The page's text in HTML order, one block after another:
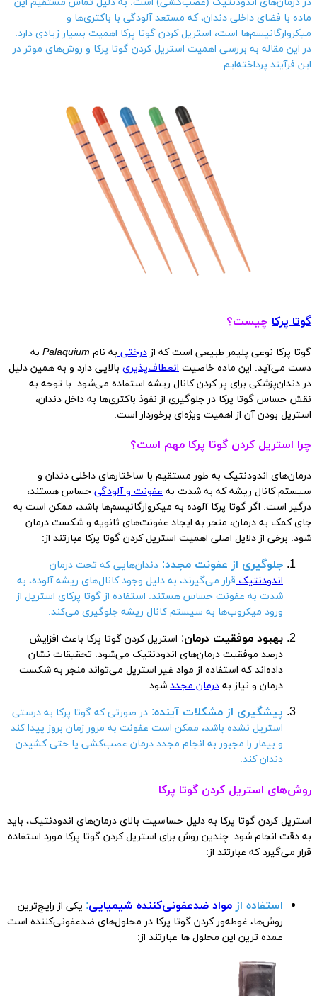
ماده با فضای داخلی دندان، که مستعد آلودگی با باکتری‌ها و
میکروارگانیسم‌ها است، استریل کردن گوتا پرکا اهمیت بسیار زیادی دارد.
در این مقاله به بررسی اهمیت استریل کردن گوتا پرکا و روش‌های موثر در
این فرآیند پرداخته‌ایم.
گوتا پرکاچیست؟
گوتا پرکا نوعی پلیمر طبیعی است که از درختیبه نامPalaquiumبه
دست می‌آید. این ماده خاصیتانعطاف‌پذیریبالایی دارد و به همین دلیل
در دندان‌پزشکی برای پر کردن کانال ریشه استفاده می‌شود. با توجه به
نقش حساس گوتا پرکا در جلوگیری از نفوذ باکتری‌ها به داخل دندان،
استریل بودن آن از اهمیت ویژه‌ای برخوردار است.
چرا استریل کردن گوتا پرکا مهم است؟
درمان‌های اندودنتیک به طور مستقیم با ساختارهای داخلی دندان و
سیستم کانال ریشه که به شدت بهعفونت و آلودگیحساس هستند،
درگیر است. اگر گوتا پرکا آلوده به میکروارگانیسم‌ها باشد، ممکن است به
جای کمک به درمان، منجر به ایجاد عفونت‌های ثانویه و شکست درمان
شود. برخی از دلایل اصلی اهمیت استریل کردن گوتا پرکا عبارتند از:
جلوگیری از عفونت مجدد: دندان‌هایی که تحت درمان
اندودنتیکقرار می‌گیرند، به دلیل وجود کانال‌های ریشه آلوده، به
شدت به عفونت حساس هستند. استفاده از گوتا پرکای استریل از
ورود میکروب‌ها به سیستم کانال ریشه جلوگیری می‌کند.
بهبود موفقیت درمان: استریل کردن گوتا پرکا باعث افزایش
درصد موفقیت درمان‌های اندودنتیک می‌شود. تحقیقات نشان
داده‌اند که استفاده از مواد غیر استریل می‌تواند منجر به شکست
درمان و نیاز بهدرمان مجددشود.
پیشگیری از مشکلات آینده: در صورتی که گوتا پرکا به درستی
استریل نشده باشد، ممکن است عفونت به مرور زمان بروز پیدا کند
و بیمار را مجبور به انجام مجدد درمان عصب‌کشی یا حتی کشیدن
دندان کند.
روش‌های استریل کردن گوتا پرکا
استریل کردن گوتا پرکا به دلیل حساسیت بالای درمان‌های اندودنتیک، باید
به دقت انجام شود. چندین روش برای استریل کردن گوتا پرکا مورد استفاده
قرار می‌گیرد که عبارتند از:
استفاده از مواد ضدعفونی‌کننده شیمیایی: یکی از رایج‌ترین
روش‌ها، غوطه‌ور کردن گوتا پرکا در محلول‌های ضدعفونی‌کننده است
عمده ترین این محلول ها عبارتند از: